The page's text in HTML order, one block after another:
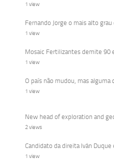
1 view
Fernando Jorge o mais alto
1 view
Mosaic Fertilizantes demite 90
1 view
O país não mudou, mas alguma
1 view
New head of exploration and
2 views
Candidato da direita Iván
1 view